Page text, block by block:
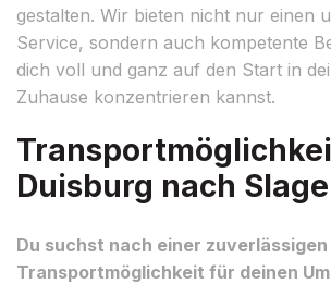
gestalten. Wir bieten nicht nur einen
Service, sondern auch kompetente
dich voll und ganz auf den Start in
Zuhause konzentrieren kannst.
Duisburg nach
Du suchst nach einer zuverlässigen
Transportmöglichkeit für deinen